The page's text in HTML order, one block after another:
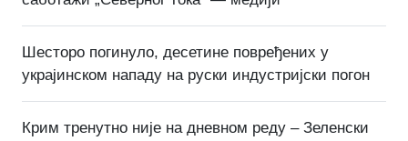
Шесторо погинуло, десетине повређених у
украјинском нападу на руски индустријски погон
Крим тренутно није на дневном реду – Зеленски